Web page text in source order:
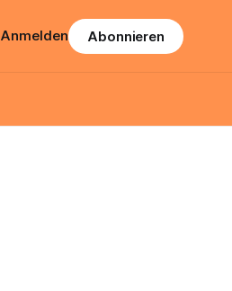
Anmelden Abonnieren